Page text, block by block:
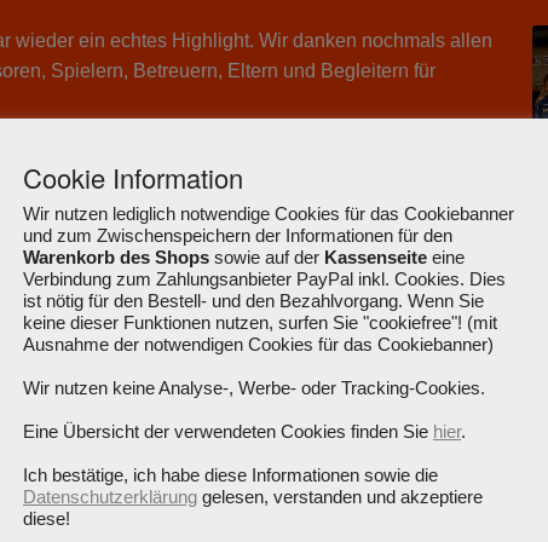
wieder ein echtes Highlight. Wir danken nochmals allen
Spielern, Betreuern, Eltern und Begleitern für
für die „meisten von Prominenten signierten
erklärt worden. Mit dem ehemaligen Auto von
über 1,5 Millionen Euro für sozial benachteiligte Kinder
fand die Preisübergabe für die Tombola-
statt. Das Team Kloppocar war mit
Die beiden anwesenden Gewinner Familien aus
wurden zunächst zu Kaffee und Kuchen eingeladen
die Preise überreichte. Zwei weitere glückliche
anwesend sein und bekommen ihre Preise per Post
sucht noch seinen Besitzer, der sich noch nicht beim
hat.
Cookie Information
Wir nutzen lediglich notwendige Cookies für das Cookiebanner
und zum Zwischenspeichern der Informationen für den
Warenkorb des Shops sowie auf der Kassenseite eine
Verbindung zum Zahlungsanbieter PayPal inkl. Cookies. Dies
ist nötig für den Bestell- und den Bezahlvorgang. Wenn Sie
keine dieser Funktionen nutzen, surfen Sie "cookiefree"! (mit
Ausnahme der notwendigen Cookies für das Cookiebanner)
Wir nutzen keine Analyse-, Werbe- oder Tracking-Cookies.
Eine Übersicht der verwendeten Cookies finden Sie hier.
Ich bestätige, ich habe diese Informationen sowie die
Datenschutzerklärung gelesen, verstanden und akzeptiere
diese!